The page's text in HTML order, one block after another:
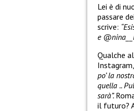
Lei è di
passare
scrive:
e
Qualche
po’ la
quella ..
sarà”.
il futuro?